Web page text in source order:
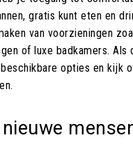
gratis kunt eten en
van voorzieningen
of luxe badkamers. Als
opties en kijk